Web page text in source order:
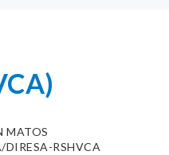
MATOS
DIRESA-RSHVCA